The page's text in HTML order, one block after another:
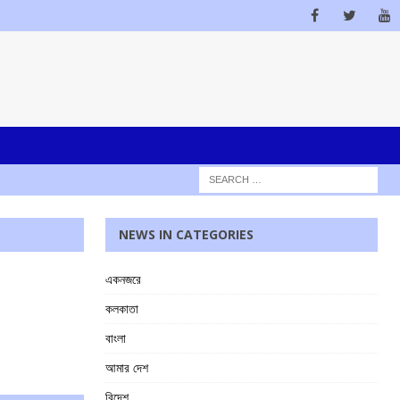
NEWS IN CATEGORIES
একনজরে
কলকাতা
বাংলা
আমার দেশ